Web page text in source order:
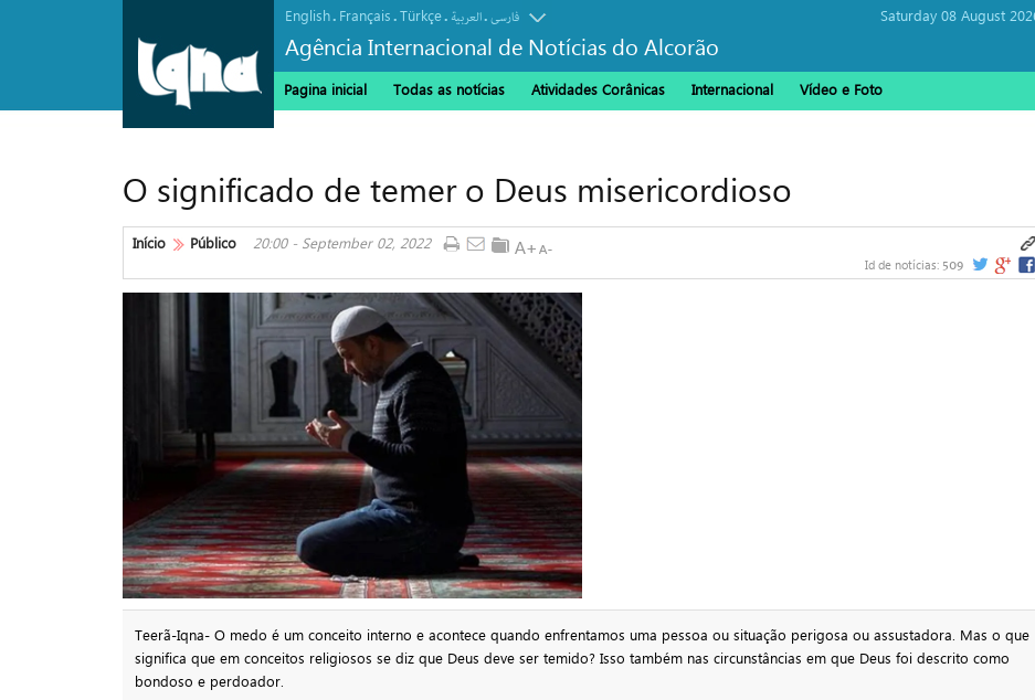
English. Français.Türkçe. العربیة.فارسی
Agência Internacional de Notícias do Alcorão
Saturday 08 August
Pagina inicial Todas as notícias Atividades Corânicas Internacional Vídeo e Foto
O significado de temer o Deus misericordioso
Início Público 20:00 - September 02, 2022
Id de notícias: 509
Teerã-Iqna- O medo é um conceito interno e acontece quando enfrentamos uma pessoa ou situação perigosa ou assustadora. Mas o que
significa que em conceitos religiosos se diz que Deus deve ser temido? Isso também nas circunstâncias em que Deus foi descrito como
bondoso e perdoador.